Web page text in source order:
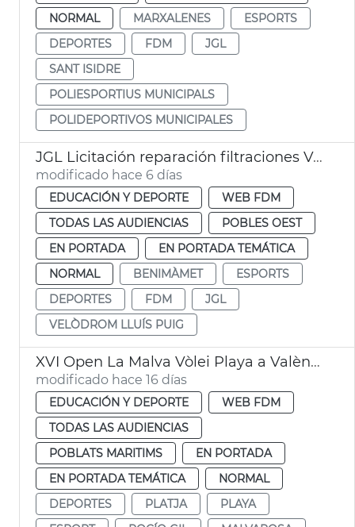
NORMAL
MARXALENES
ESPORTS
DEPORTES
FDM
JGL
SANT ISIDRE
POLIESPORTIUS MUNICIPALS
POLIDEPORTIVOS MUNICIPALES
JGL Licitación reparación filtraciones Velódromo València
modificado hace 6 días
EDUCACIÓN Y DEPORTE
WEB FDM
TODAS LAS AUDIENCIAS
POBLES OEST
EN PORTADA
EN PORTADA TEMÁTICA
NORMAL
BENIMÀMET
ESPORTS
DEPORTES
FDM
JGL
VELÒDROM LLUÍS PUIG
XVI Open La Malva Vòlei Playa a València
modificado hace 16 días
EDUCACIÓN Y DEPORTE
WEB FDM
TODAS LAS AUDIENCIAS
POBLATS MARITIMS
EN PORTADA
EN PORTADA TEMÁTICA
NORMAL
DEPORTES
PLATJA
PLAYA